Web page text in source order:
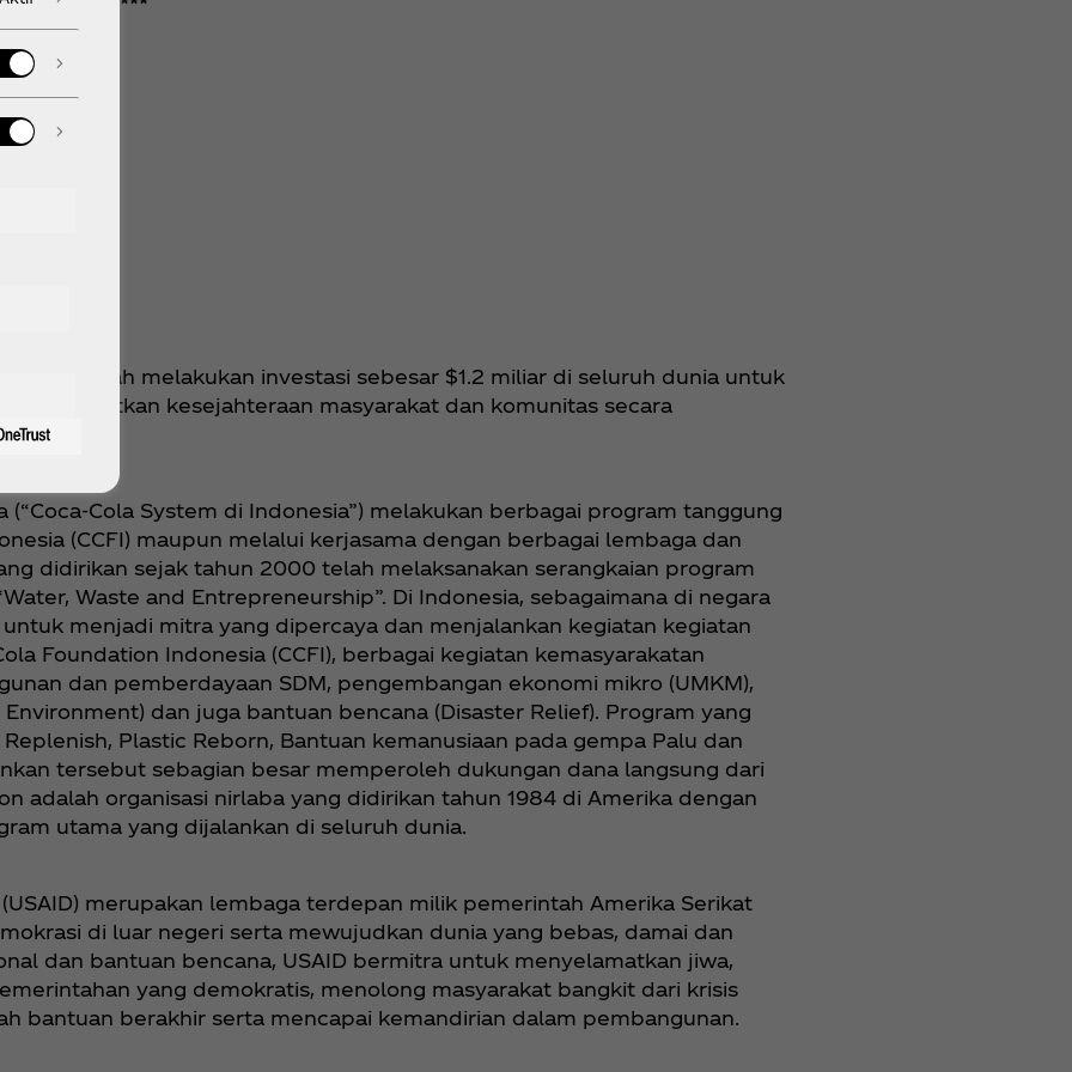
telah melakukan investasi sebesar $1.2 miliar di seluruh dunia untuk
kesejahteraan masyarakat dan komunitas secara
(“Coca‑Cola System di Indonesia”) melakukan berbagai program tanggung
(CCFI) maupun melalui kerjasama dengan berbagai lembaga dan
didirikan sejak tahun 2000 telah melaksanakan serangkaian program
Waste and Entrepreneurship”. Di Indonesia, sebagaimana di negara
menjadi mitra yang dipercaya dan menjalankan kegiatan kegiatan
Foundation Indonesia (CCFI), berbagai kegiatan kemasyarakatan
dan pemberdayaan SDM, pengembangan ekonomi mikro (UMKM),
dan juga bantuan bencana (Disaster Relief). Program yang
Plastic Reborn, Bantuan kemanusiaan pada gempa Palu dan
tersebut sebagian besar memperoleh dukungan dana langsung dari
adalah organisasi nirlaba yang didirikan tahun 1984 di Amerika dengan
utama yang dijalankan di seluruh dunia.
merupakan lembaga terdepan milik pemerintah Amerika Serikat
di luar negeri serta mewujudkan dunia yang bebas, damai dan
dan bantuan bencana, USAID bermitra untuk menyelamatkan jiwa,
yang demokratis, menolong masyarakat bangkit dari krisis
bantuan berakhir serta mencapai kemandirian dalam pembangunan.